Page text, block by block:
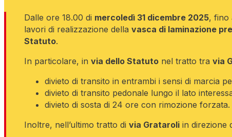
Dalle ore 18.00 di mercoledì 31 dicembre 2025, fino
lavori di realizzazione della vasca di laminazione
Statuto.
In particolare, in via dello Statuto nel tratto tra via
divieto di transito in entrambi i sensi di marcia
divieto di transito pedonale lungo il lato
divieto di sosta di 24 ore con rimozione forzata.
Inoltre, nell’ultimo tratto di via Grataroli in direzione